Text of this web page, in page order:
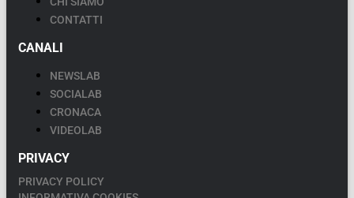
CONTATTI
CANALI
NEWSLAB
SOCIALAB
CRONACA
VIDEOLAB
PRIVACY
PRIVACY POLICY